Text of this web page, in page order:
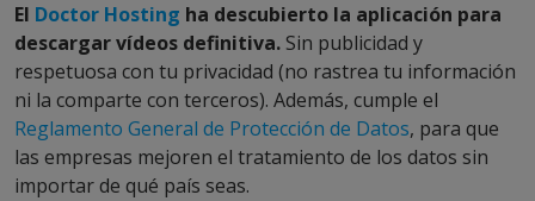
El Doctor Hosting ha descubierto la aplicación para
descargar vídeos definitiva. Sin publicidad y
respetuosa con tu privacidad (no rastrea tu información
ni la comparte con terceros). Además, cumple el
Reglamento General de Protección de Datos, para que
las empresas mejoren el tratamiento de los datos sin
importar de qué país seas.